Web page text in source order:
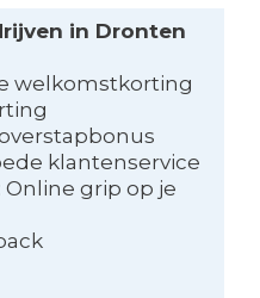
in Dronten
welkomstkorting
klantenservice
grip op je